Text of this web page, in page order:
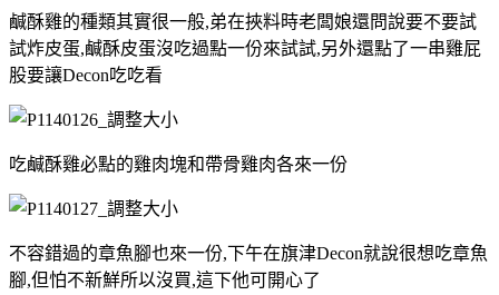
鹹酥雞的種類其實很一般,弟在挾料時老闆娘還問說要不要試
試炸皮蛋,鹹酥皮蛋沒吃過點一份來試試,另外還點了一串雞屁
股要讓Decon吃吃看
吃鹹酥雞必點的雞肉塊和帶骨雞肉各來一份
不容錯過的章魚腳也來一份,下午在旗津Decon就說很想吃章魚
腳,但怕不新鮮所以沒買,這下他可開心了